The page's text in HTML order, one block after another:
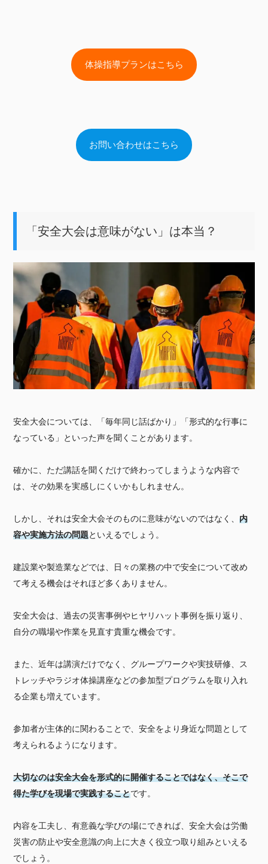
体操指導プランはこちら
お問い合わせはこちら
「安全大会は意味がない」は本当？
安全大会については、「毎年同じ話ばかり」「形式的な行事に
なっている」といった声を聞くことがあります。
確かに、ただ講話を聞くだけで終わってしまうような内容で
は、その効果を実感しにくいかもしれません。
しかし、それは安全大会そのものに意味がないのではなく、内
容や実施方法の問題といえるでしょう。
建設業や製造業などでは、日々の業務の中で安全について改め
て考える機会はそれほど多くありません。
安全大会は、過去の災害事例やヒヤリハット事例を振り返り、
自分の職場や作業を見直す貴重な機会です。
また、近年は講演だけでなく、グループワークや実技研修、ス
トレッチやラジオ体操講座などの参加型プログラムを取り入れ
る企業も増えています。
参加者が主体的に関わることで、安全をより身近な問題として
考えられるようになります。
大切なのは安全大会を形式的に開催することではなく、そこで
得た学びを現場で実践することです。
内容を工夫し、有意義な学びの場にできれば、安全大会は労働
災害の防止や安全意識の向上に大きく役立つ取り組みといえる
でしょう。